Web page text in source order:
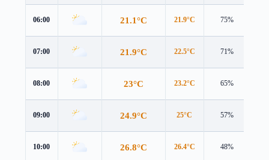
06:00 21.1°C 21.9°C 75%
07:00 21.9°C 22.5°C 71%
08:00 23°C 23.2°C 65%
09:00 24.9°C 25°C 57%
10:00 26.8°C 26.4°C 48%